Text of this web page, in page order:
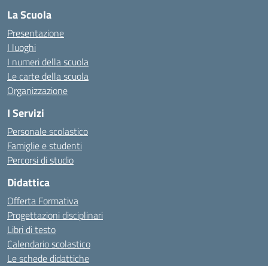
La Scuola
Presentazione
I luoghi
I numeri della scuola
Le carte della scuola
Organizzazione
I Servizi
Personale scolastico
Famiglie e studenti
Percorsi di studio
Didattica
Offerta Formativa
Progettazioni disciplinari
Libri di testo
Calendario scolastico
Le schede didattiche